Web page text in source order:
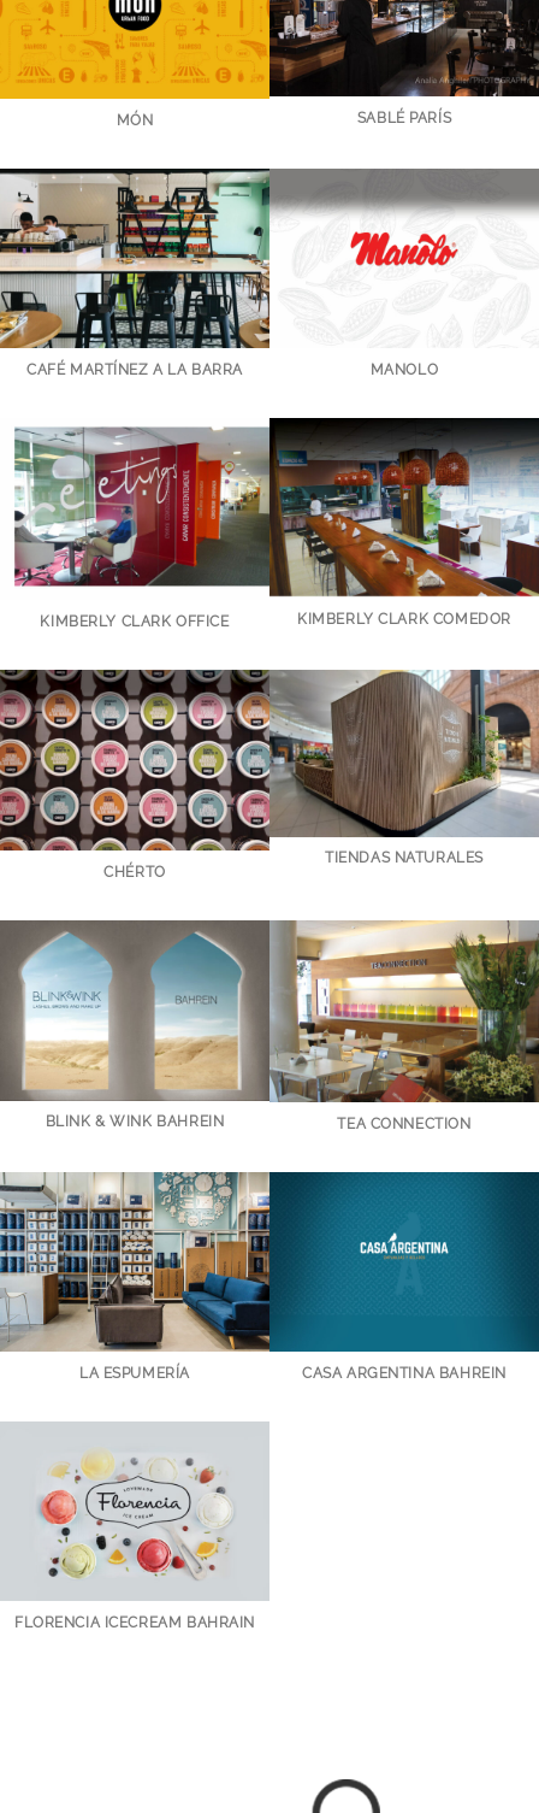
MÓN SABLÉ PARÍS
CAFÉ MARTÍNEZ A LA BARRA MANOLO
KIMBERLY CLARK OFFICE KIMBERLY CLARK COMEDOR
CHÉRTO
TIENDAS NATURALES
BLINK & WINK BAHREIN TEA CONNECTION
LA ESPUMERÍA CASA ARGENTINA BAHREIN
FLORENCIA ICECREAM BAHRAIN